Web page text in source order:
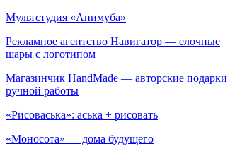
Мультстудия «Анимуба»
Рекламное агентство Навигатор — елочные
шары с логотипом
Магазинчик HandMade — авторские подарки
ручной работы
«Рисоваська»: аська + рисовать
«Моносота» — дома будущего